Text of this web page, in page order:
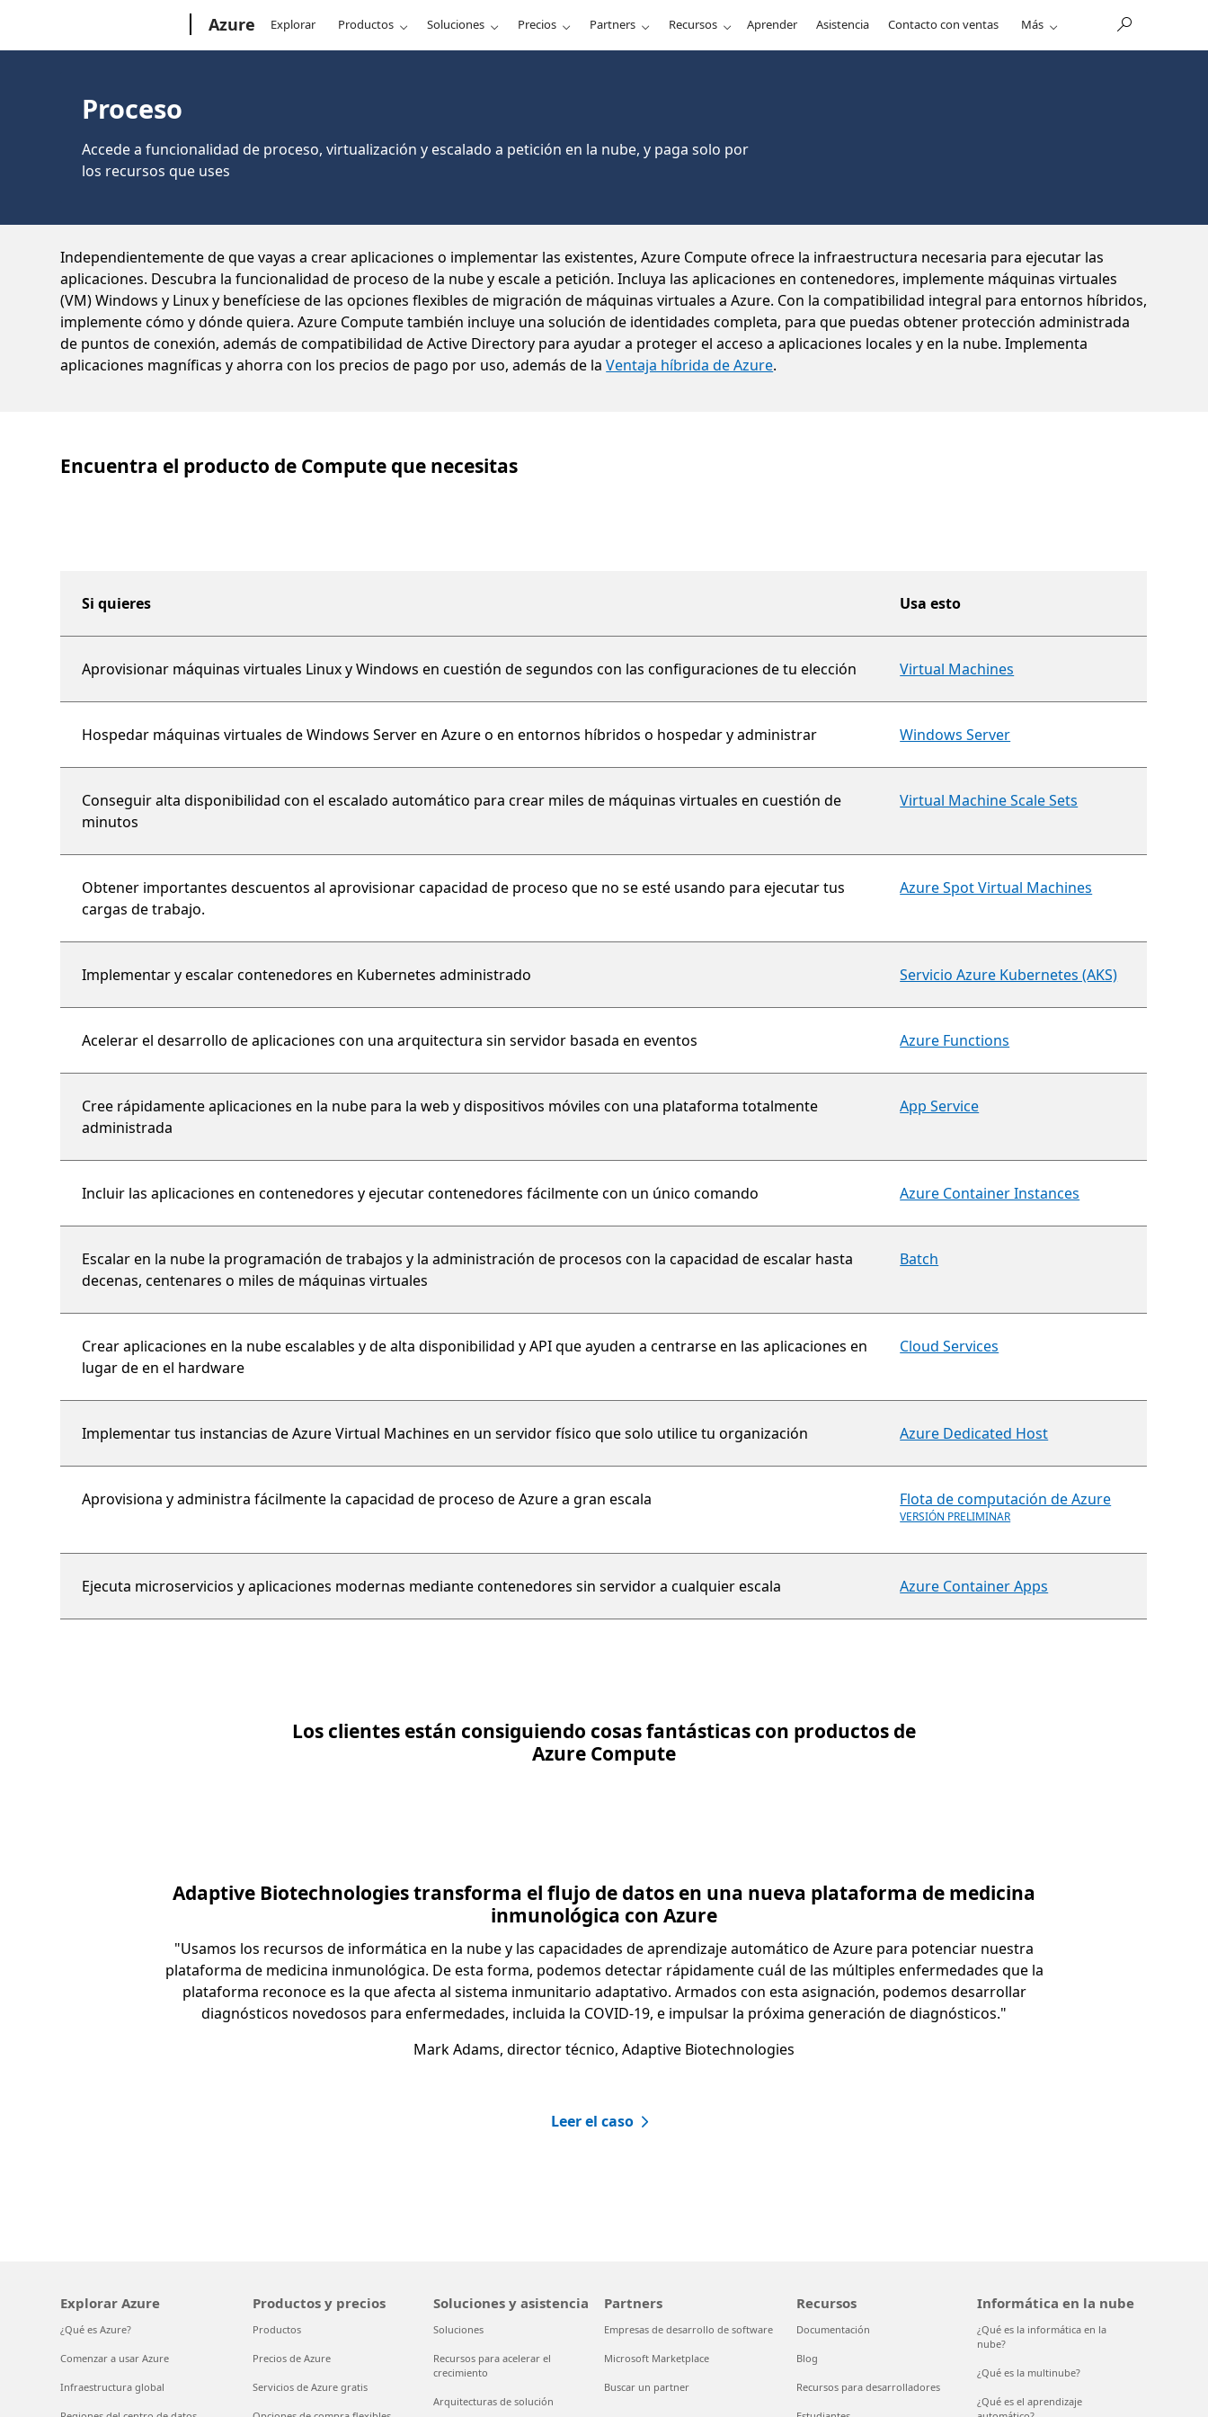
Azure Explorar Productos Soluciones Precios Partners Recursos Aprender Asistencia Contacto con ventas Más
Proceso
Accede a funcionalidad de proceso, virtualización y escalado a petición en la nube, y paga solo por
los recursos que uses
Independientemente de que vayas a crear aplicaciones o implementar las existentes, Azure Compute ofrece la infraestructura necesaria para ejecutar las
aplicaciones. Descubra la funcionalidad de proceso de la nube y escale a petición. Incluya las aplicaciones en contenedores, implemente máquinas virtuales
(VM) Windows y Linux y benefíciese de las opciones flexibles de migración de máquinas virtuales a Azure. Con la compatibilidad integral para entornos híbridos,
implemente cómo y dónde quiera. Azure Compute también incluye una solución de identidades completa, para que puedas obtener protección administrada
de puntos de conexión, además de compatibilidad de Active Directory para ayudar a proteger el acceso a aplicaciones locales y en la nube. Implementa
aplicaciones magníficas y ahorra con los precios de pago por uso, además de laVentaja híbrida de Azure.
Encuentra el producto de Compute que necesitas
Si quieres Usa esto
Aprovisionar máquinas virtuales Linux y Windows en cuestión de segundos con las configuraciones de tu elección Virtual Machines
Hospedar máquinas virtuales de Windows Server en Azure o en entornos híbridos o hospedar y administrar Windows Server
Conseguir alta disponibilidad con el escalado automático para crear miles de máquinas virtuales en cuestión de
minutos
Virtual Machine Scale Sets
Obtener importantes descuentos al aprovisionar capacidad de proceso que no se esté usando para ejecutar tus
cargas de trabajo.
Azure Spot Virtual Machines
Implementar y escalar contenedores en Kubernetes administrado Servicio Azure Kubernetes (AKS)
Acelerar el desarrollo de aplicaciones con una arquitectura sin servidor basada en eventos Azure Functions
Cree rápidamente aplicaciones en la nube para la web y dispositivos móviles con una plataforma totalmente
administrada
App Service
Incluir las aplicaciones en contenedores y ejecutar contenedores fácilmente con un único comando Azure Container Instances
Escalar en la nube la programación de trabajos y la administración de procesos con la capacidad de escalar hasta
decenas, centenares o miles de máquinas virtuales
Batch
Crear aplicaciones en la nube escalables y de alta disponibilidad y API que ayuden a centrarse en las aplicaciones en
lugar de en el hardware
Cloud Services
Implementar tus instancias de Azure Virtual Machines en un servidor físico que solo utilice tu organización Azure Dedicated Host
Aprovisiona y administra fácilmente la capacidad de proceso de Azure a gran escala Flota de computación de Azure
VERSIÓN PRELIMINAR
Ejecuta microservicios y aplicaciones modernas mediante contenedores sin servidor a cualquier escala Azure Container Apps
Los clientes están consiguiendo cosas fantásticas con productos de
Azure Compute
Adaptive Biotechnologies transforma el flujo de datos en una nueva plataforma de medicina
inmunológica con Azure
"Usamos los recursos de informática en la nube y las capacidades de aprendizaje automático de Azure para potenciar nuestra
plataforma de medicina inmunológica. De esta forma, podemos detectar rápidamente cuál de las múltiples enfermedades que la
plataforma reconoce es la que afecta al sistema inmunitario adaptativo. Armados con esta asignación, podemos desarrollar
diagnósticos novedosos para enfermedades, incluida la COVID-19, e impulsar la próxima generación de diagnósticos."
Mark Adams, director técnico, Adaptive Biotechnologies
Leer el caso
Explorar Azure
¿Qué es Azure?
Comenzar a usar Azure
Infraestructura global
Productos y precios
Productos
Precios de Azure
Servicios de Azure gratis
Soluciones y asistencia
Soluciones
Recursos para acelerar el
crecimiento
Arquitecturas de solución
Partners
Empresas de desarrollo de software
Microsoft Marketplace
Buscar un partner
Recursos
Documentación
Blog
Recursos para desarrolladores
Informática en la nube
¿Qué es la informática en la
nube?
¿Qué es la multinube?
¿Qué es el aprendizaje